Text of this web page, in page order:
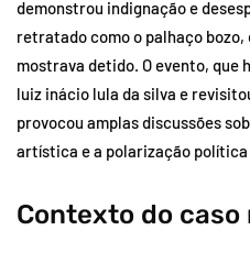
demonstrou indignação e
retratado como o palhaço bozo,
mostrava detido. O evento, que
luiz inácio lula da silva e
provocou amplas discussões
artística e a polarização política
Contexto do caso